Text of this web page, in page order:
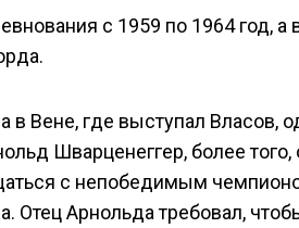
с 1959 по 1964 год, а
Вене, где выступал Власов,
Шварценеггер, более того,
с непобедимым
Отец Арнольда требовал,